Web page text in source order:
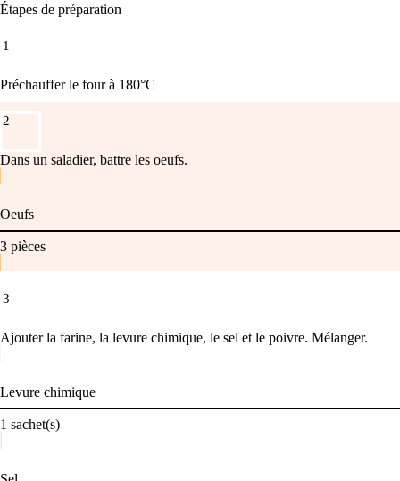
Étapes de préparation
1
Préchauffer le four à 180°C
2
Dans un saladier, battre les oeufs.
Oeufs
3 pièces
3
Ajouter la farine, la levure chimique, le sel et le poivre. Mélanger.
Levure chimique
1 sachet(s)